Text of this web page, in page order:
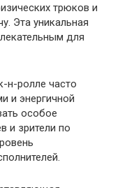
трюков и
Эта уникальная
для
н-ролле часто
и энергичной
особое
и зрители по